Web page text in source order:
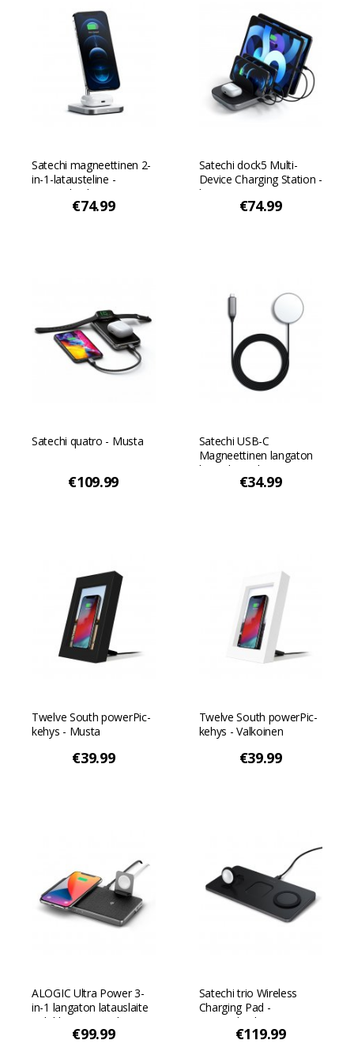
Satechi magneettinen 2-
in-1-latausteline -
Avaruuden harmaa
€74.99
Satechi dock5 Multi-
Device Charging Station -
latausasema
langattomalla latauksella
€74.99
Satechi quatro - Musta
€109.99
Satechi USB-C
Magneettinen langaton
latauskaapeli -
Avaruuden harmaa
€34.99
Twelve South powerPic-
kehys - Musta
€39.99
Twelve South powerPic-
kehys - Valkoinen
€39.99
ALOGIC Ultra Power 3-
in-1 langaton latauslaite
Telakka - Avaruuden
€99.99
Satechi trio Wireless
Charging Pad -
Avaruuden harmaa
€119.99